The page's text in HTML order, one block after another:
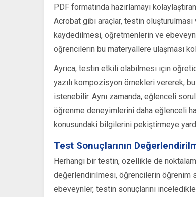
PDF formatında hazırlamayı
Acrobat gibi araçlar, testin
kaydedilmesi, öğretmenlerin ve
öğrencilerin bu materyallere ulaşması
Ayrıca, testin etkili olabilmesi için
yazılı kompozisyon örnekleri vererek,
istenebilir. Aynı zamanda, eğlenceli
öğrenme deneyimlerini daha eğlenceli
konusundaki bilgilerini pekiştirmeye
Test Sonuçlarının
Herhangi bir testin, özellikle de
değerlendirilmesi, öğrencilerin öğrenim
ebeveynler, testin sonuçlarını